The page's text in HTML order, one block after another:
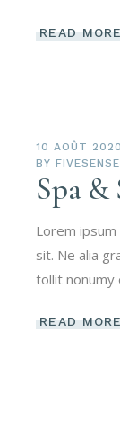
READ
10 AOÛT 2020
BY
Spa &
Lorem
sit. Ne alia
tollit nonumy
READ